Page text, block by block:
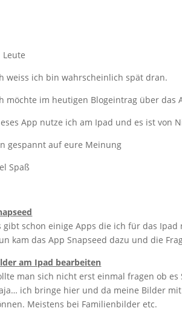
Leute
weiss ich bin wahrscheinlich spät dran.
möchte im heutigen Blogeintrag über das
App nutze ich am Ipad und es ist von
gespannt auf eure Meinung
Spaß
gibt schon einige Apps die ich für das
kam das App Snapseed dazu und die
am Ipad bearbeiten
man sich nicht erst einmal fragen ob
ich bringe hier und da meine Bilder
Meistens bei Familienbilder etc.